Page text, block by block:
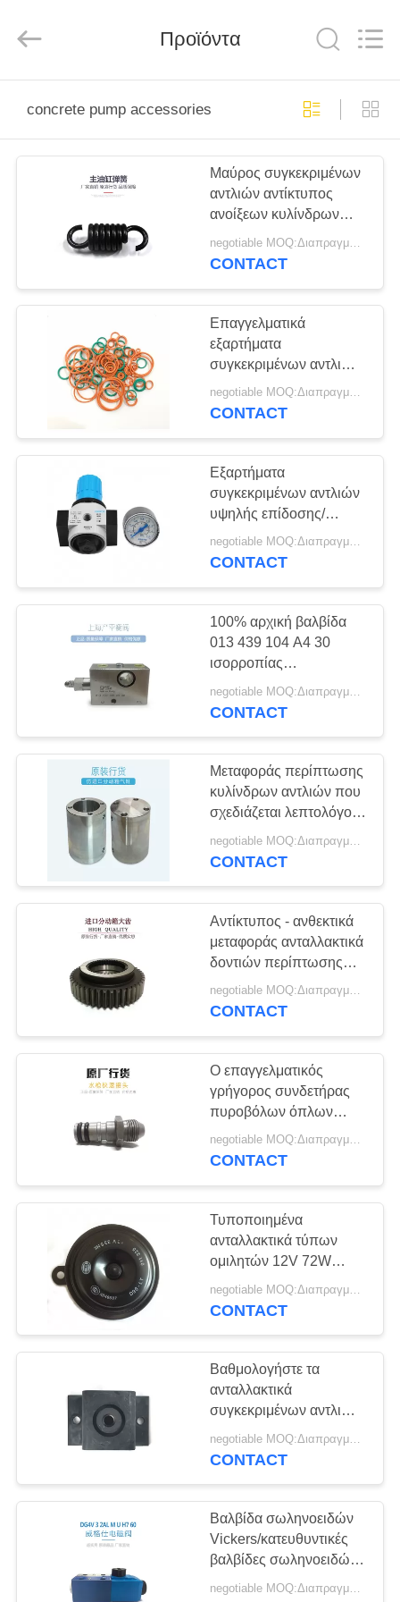
ΣΕΛΊΔΑ
ΠΡΟΪΌΝΤΑ
ΣΧΕΤΙΚΆ
ΕΜΆΣ
ΕΡΓΟΣΤΆΣΙΟ
ΠΕΡΙΉΓΗΣΗ
ΠΟΙΟΤΙΚΌΣ
ΈΛΕΓΧΟΣ
ΕΠΙΚΟΙΝΩΝΉΣΤΕ
ΜΑΖΊ
ΜΑΣ
ΖΗΤΉΣΤΕ
ΑΠΌΣΠΑΣΜΑ
SITEMAP
PRIVACY
POLICY
Management
Services
Rights
Προϊόντα
concrete pump accessories
Μαύρος συγκεκριμένων
αντλιών αντίκτυπος
ανοίξεων κυλίνδρων
πετρελαίου εξαρτημάτων
κύριος - ανθεκτικός
negotiable MOQ:Διαπραγματεύσιμο
CONTACT
Επαγγελματικά
εξαρτήματα
συγκεκριμένων αντλιών
εξαρτήσεων επισκευής
βαλβίδων τρόπων
negotiable MOQ:Διαπραγματεύσιμο
CONTACT
Εξαρτήματα
συγκεκριμένων αντλιών
υψηλής επίδοσης/
αεροκίνητη πίεση που
μειώνουν τη βαλβίδα
negotiable MOQ:Διαπραγματεύσιμο
CONTACT
100% αρχική βαλβίδα
013 439 104 A4 30
ισορροπίας
ανταλλακτικών
συγκεκριμένων αντλιών
CONTACT
Μεταφοράς περίπτωσης
κυλίνδρων αντλιών που
σχεδιάζεται λεπτολόγος
ανταλλακτικών
συγκεκριμένων
negotiable MOQ:Διαπραγματεύσιμο
CONTACT
Αντίκτυπος - ανθεκτικά
μεταφοράς ανταλλακτικά
δοντιών περίπτωσης
μεγάλα για τη
συγκεκριμένη αντλία
negotiable MOQ:Διαπραγματεύσιμο
CONTACT
Ο επαγγελματικός
γρήγορος συνδετήρας
πυροβόλων όπλων
νερού ανταλλακτικών
συγκεκριμένων αντλιών
negotiable MOQ:Διαπραγματεύσιμο
CONTACT
Τυποποιημένα
ανταλλακτικά τύπων
ομιλητών 12V 72W
δίσκων μεγέθους για τη
συγκεκριμένη αντλία
CONTACT
Βαθμολογήστε τα
ανταλλακτικά
συγκεκριμένων αντλιών/
τον αντίκτυπο φραγμών
απόσβεσης - ανθεκτικά
negotiable MOQ:Διαπραγματεύσιμο
CONTACT
Βαλβίδα σωληνοειδών
Vickers/κατευθυντικές
βαλβίδες σωληνοειδών
για τη συγκεκριμένη
negotiable MOQ:Διαπραγματεύσιμο